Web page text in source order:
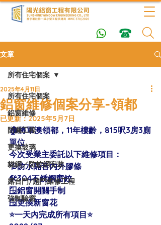
文章
所有住宅個案
鋁窗維修
防漏工程
更換玻璃
貓網／防蚊網安裝
露台門/趟門維修工程
強制驗窗
所有住宅個案
鋁窗維修個案分享-領都
2025年4月11日
已更新：2025年5月7日
🏠將軍澳領都，11年樓齡，815呎3房3廁
單位
今次受業主委託以下維修項目：
💦防水隔音內外膠條
🛠304不銹鋼窗鉸
🪟鋁窗開關手制
🪟更換新窗花
⭐️一天內完成所有項目⭐️